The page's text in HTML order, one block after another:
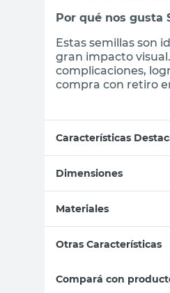
Por qué nos gusta
Estas semillas son
gran impacto
complicaciones,
compra con retiro
Características
Dimensiones
Materiales
Otras Características
Compará con